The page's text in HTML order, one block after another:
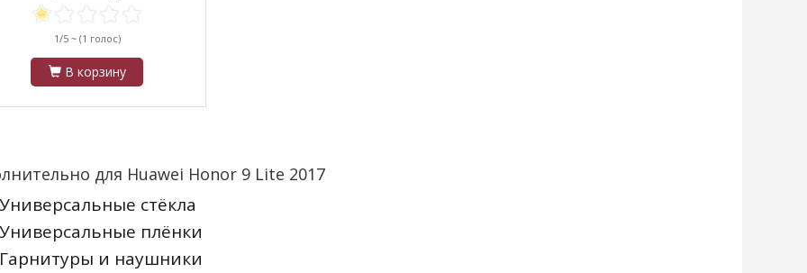
1/5 ~ (1 голос)
В корзину
для Huawei Honor 9 Lite 2017
Универсальные стёкла
Универсальные плёнки
Гарнитуры и наушники